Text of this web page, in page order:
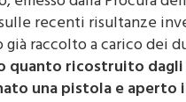
emesso dalla Procura
sulle recenti risultanze
raccolto a carico dei
quanto ricostruito